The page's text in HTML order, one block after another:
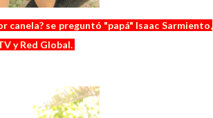
canela? se preguntó "papá" Isaac Sarmiento,
y Red Global.